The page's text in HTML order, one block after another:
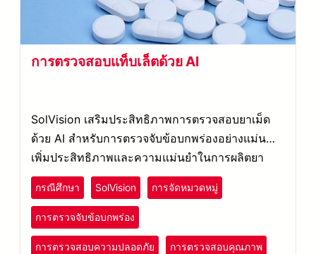
การตรวจสอบแท็บเล็ตด้วย AI
SolVision เสริมประสิทธิภาพการตรวจสอบยาเม็ด
ด้วย AI สำหรับการตรวจจับข้อบกพร่องอย่างแม่นยำ
เพิ่มประสิทธิภาพและความแม่นยำในการผลิตยา
กรณีศึกษา SolVision การจัดหมวดหมู่
การตรวจจับข้อบกพร่อง
การตรวจสอบความปลอดภัย การตรวจสอบคุณภาพ